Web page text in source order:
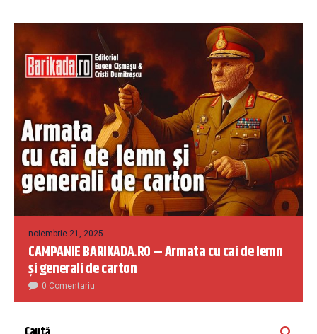
noiembrie 21, 2025
CAMPANIE BARIKADA.RO – Armata cu cai de lemn
și generali de carton
0 Comentariu